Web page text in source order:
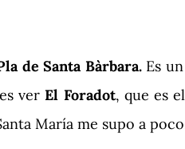
de Santa Bàrbara. Es
verEl Foradot, que es
María me supo a